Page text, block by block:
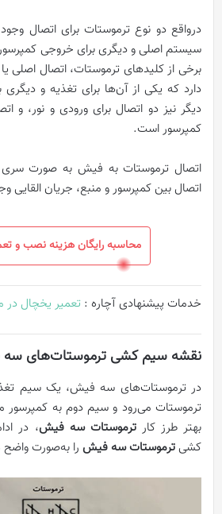
درواقع دو نوع ترموستات برای اتصال
سیستم اصلی و دیگری برای خروجی
برخی از کلیدهای ترموستات، اتصال اصلی
دارد که یکی از آن‌ها برای تغذیه و
دیگر نیز دو اتصال برای ورودی و نور، و
کمپرسور است.
اتصال ترموستات به فیش به ‌صورت سری
اتصال بین کمپرسور و منبع، جریان القایی
محاسبه رایگان هزینه نصب و
خدمات پیشنهادی آچاره : تعمیر یخچال
نقشه سیم کشی ترموستات‌های
ترموستات می‌رود و سیم دوم به
بهتر طرز کارترموستات سه فیش، در
کشیترموستات سه فیش را به‌صورت